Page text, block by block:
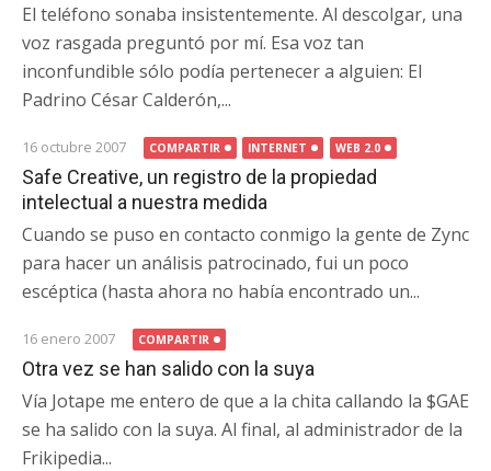
El teléfono sonaba insistentemente. Al descolgar, una
voz rasgada preguntó por mí. Esa voz tan
inconfundible sólo podía pertenecer a alguien: El
Padrino César Calderón,...
16 octubre 2007 COMPARTIR INTERNET WEB 2.0
Safe Creative, un registro de la propiedad
intelectual a nuestra medida
Cuando se puso en contacto conmigo la gente de Zync
para hacer un análisis patrocinado, fui un poco
escéptica (hasta ahora no había encontrado un...
16 enero 2007 COMPARTIR
Otra vez se han salido con la suya
Vía Jotape me entero de que a la chita callando la $GAE
se ha salido con la suya. Al final, al administrador de la
Frikipedia...